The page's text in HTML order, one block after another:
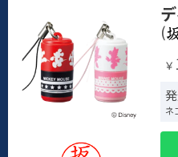
(
￥
ネ